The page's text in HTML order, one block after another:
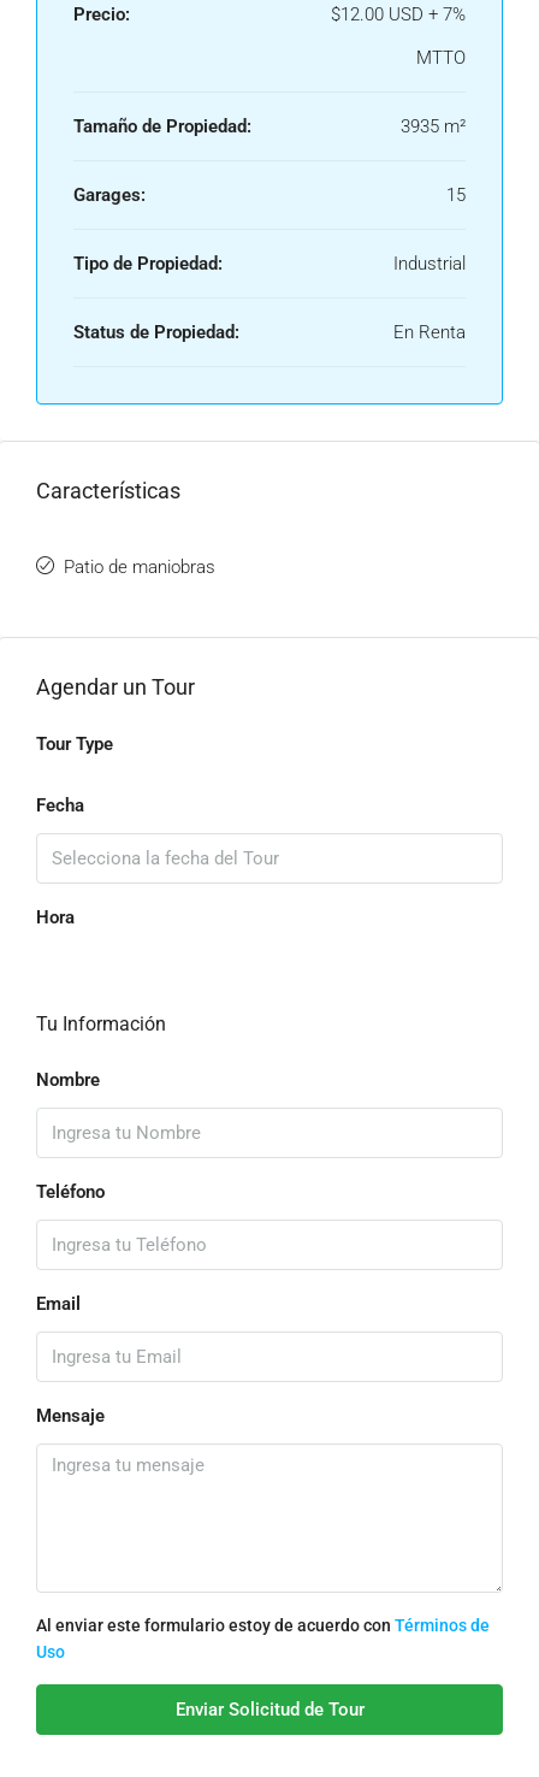
Precio:
$12.00 USD + 7%
MTTO
Tamaño de Propiedad: 3935 m²
Garages: 15
Tipo de Propiedad: Industrial
Status de Propiedad: En Renta
Características
Patio de maniobras
Agendar un Tour
Tour Type
Fecha
Hora
Tu Información
Nombre
Teléfono
Email
Mensaje
Al enviar este formulario estoy de acuerdo con Términos de
Uso
Enviar Solicitud de Tour